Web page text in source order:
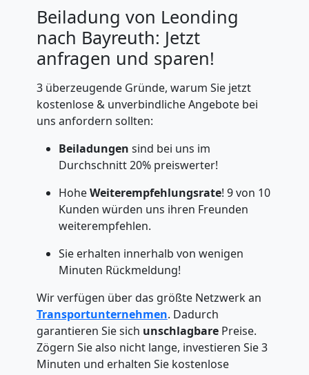
Beiladung von Leonding
nach Bayreuth: Jetzt
anfragen und sparen!
3 überzeugende Gründe, warum Sie jetzt
kostenlose & unverbindliche Angebote bei
uns anfordern sollten:
Beiladungen sind bei uns im
Durchschnitt 20% preiswerter!
HoheWeiterempfehlungsrate! 9 von 10
Kunden würden uns ihren Freunden
weiterempfehlen.
Sie erhalten innerhalb von wenigen
Minuten Rückmeldung!
Wir verfügen über das größte Netzwerk an
Transportunternehmen. Dadurch
garantieren Sie sich unschlagbare Preise.
Zögern Sie also nicht lange, investieren Sie 3
Minuten und erhalten Sie kostenlose